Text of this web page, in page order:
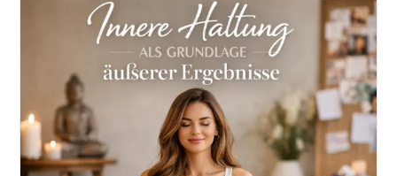
Als
Innere
Haltung
Einer
Komplexen
Inkl.
37
Tipps
Und
Tricks